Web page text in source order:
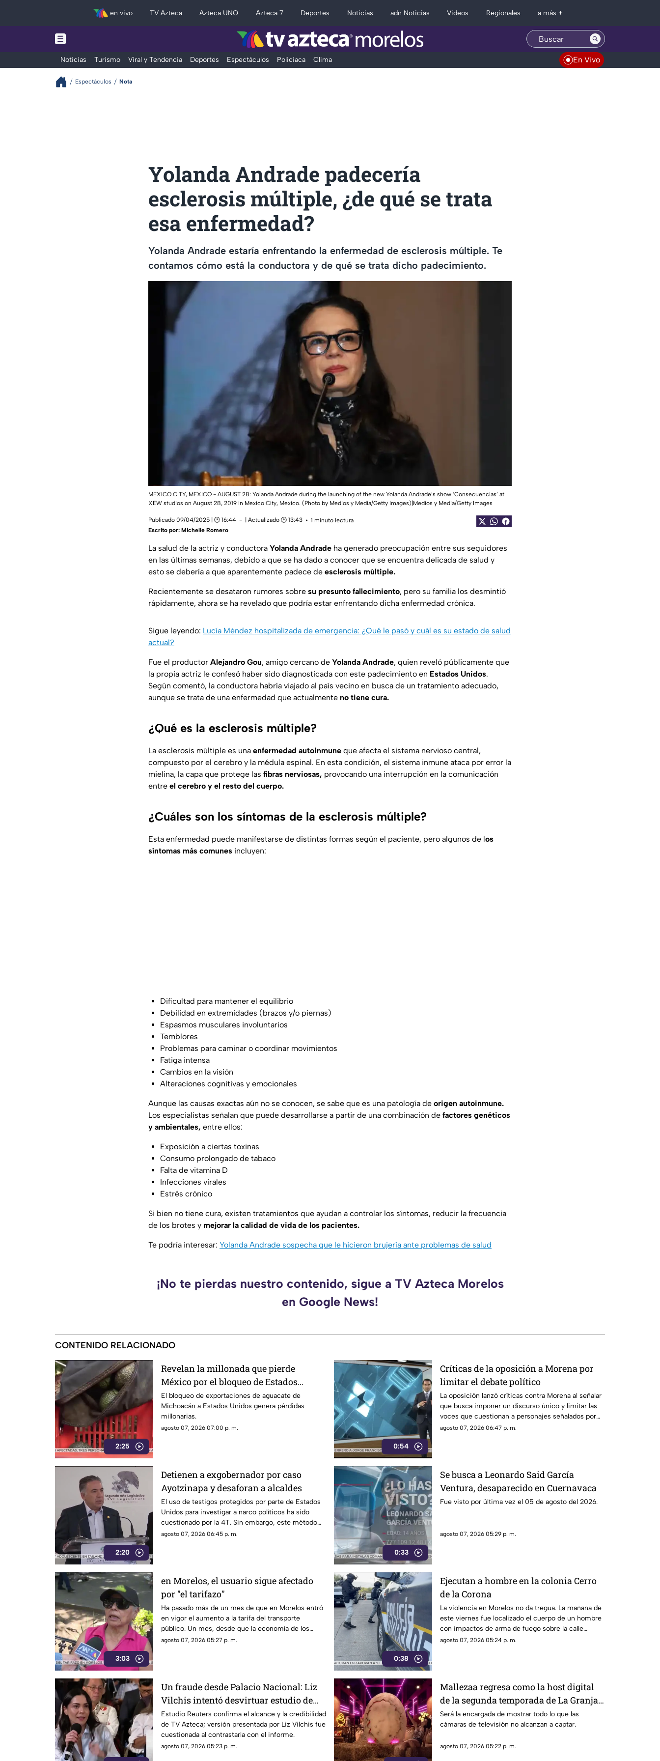
en vivo TV Azteca Azteca UNO Azteca 7 Deportes Noticias adn Noticias Videos Regionales a más +
Noticias Turismo Viral y Tendencia Deportes Espectáculos Policiaca Clima En Vivo
Espectáculos Nota
Yolanda Andrade padecería
esclerosis múltiple, ¿de qué se trata
esa enfermedad?
Yolanda Andrade estaría enfrentando la enfermedad de esclerosis múltiple. Te
contamos cómo está la conductora y de qué se trata dicho padecimiento.
MEXICO CITY, MEXICO - AUGUST 28: Yolanda Andrade during the launching of the new Yolanda Andrade’s show ‘Consecuencias’ at
XEW studios on August 28, 2019 in Mexico City, Mexico. (Photo by Medios y Media/Getty Images)|Medios y Media/Getty Images
Publicado 09/04/2025 | 🕑 16:44 | Actualizado 🕑 13:43
1 minuto lectura
Escrito por: Michelle Romero
La salud de la actriz y conductora Yolanda Andrade ha generado preocupación entre sus seguidores
en las últimas semanas, debido a que se ha dado a conocer que se encuentra delicada de salud y
esto se debería a que aparentemente padece de esclerosis múltiple.
Recientemente se desataron rumores sobre su presunto fallecimiento, pero su familia los desmintió
rápidamente, ahora se ha revelado que podría estar enfrentando dicha enfermedad crónica.
Sigue leyendo: Lucía Méndez hospitalizada de emergencia: ¿Qué le pasó y cuál es su estado de salud
actual?
Fue el productor Alejandro Gou, amigo cercano de Yolanda Andrade, quien reveló públicamente que
la propia actriz le confesó haber sido diagnosticada con este padecimiento en Estados Unidos.
Según comentó, la conductora habría viajado al país vecino en busca de un tratamiento adecuado,
aunque se trata de una enfermedad que actualmente no tiene cura.
¿Qué es la esclerosis múltiple?
La esclerosis múltiple es una enfermedad autoinmune que afecta el sistema nervioso central,
compuesto por el cerebro y la médula espinal. En esta condición, el sistema inmune ataca por error la
mielina, la capa que protege las fibras nerviosas, provocando una interrupción en la comunicación
entre el cerebro y el resto del cuerpo.
¿Cuáles son los síntomas de la esclerosis múltiple?
Esta enfermedad puede manifestarse de distintas formas según el paciente, pero algunos de los
síntomas más comunes incluyen:
Dificultad para mantener el equilibrio
Debilidad en extremidades (brazos y/o piernas)
Espasmos musculares involuntarios
Temblores
Problemas para caminar o coordinar movimientos
Fatiga intensa
Cambios en la visión
Alteraciones cognitivas y emocionales
Aunque las causas exactas aún no se conocen, se sabe que es una patología de origen autoinmune.
Los especialistas señalan que puede desarrollarse a partir de una combinación de factores genéticos
y ambientales, entre ellos:
Exposición a ciertas toxinas
Consumo prolongado de tabaco
Falta de vitamina D
Infecciones virales
Estrés crónico
Si bien no tiene cura, existen tratamientos que ayudan a controlar los síntomas, reducir la frecuencia
de los brotes y mejorar la calidad de vida de los pacientes.
Te podría interesar: Yolanda Andrade sospecha que le hicieron brujería ante problemas de salud
¡No te pierdas nuestro contenido, sigue a TV Azteca Morelos
en Google News!
CONTENIDO RELACIONADO
2:25
Revelan la millonada que pierde
México por el bloqueo de Estados
Unidos al aguacate de Michoacán
El bloqueo de exportaciones de aguacate de
Michoacán a Estados Unidos genera pérdidas
millonarias.
agosto 07, 2026 07:00 p. m.
0:54
Críticas de la oposición a Morena por
limitar el debate político
La oposición lanzó críticas contra Morena al señalar
que busca imponer un discurso único y limitar las
voces que cuestionan a personajes señalados por
presuntos vínculos con la narcopolítica de la 4T.
agosto 07, 2026 06:47 p. m.
2:20
Detienen a exgobernador por caso
Ayotzinapa y desaforan a alcaldes
El uso de testigos protegidos por parte de Estados
Unidos para investigar a narco políticos ha sido
cuestionado por la 4T. Sin embargo, este método
también ha colocado bajo la lupa a funcionarios y
agosto 07, 2026 06:45 p. m.
0:33
Se busca a Leonardo Said García
Ventura, desaparecido en Cuernavaca
Fue visto por última vez el 05 de agosto del 2026.
agosto 07, 2026 05:29 p. m.
3:03
en Morelos, el usuario sigue afectado
por "el tarifazo"
Ha pasado más de un mes de que en Morelos entró
en vigor el aumento a la tarifa del transporte
público. Un mes, desde que la economía de los
morelenses se vio afectada y los ciudadanos
agosto 07, 2026 05:27 p. m.
0:38
Ejecutan a hombre en la colonia Cerro
de la Corona
La violencia en Morelos no da tregua. La mañana de
este viernes fue localizado el cuerpo de un hombre
con impactos de arma de fuego sobre la calle
alianza nacional, en la colonia cerro de la corona, en
agosto 07, 2026 05:24 p. m.
Un fraude desde Palacio Nacional: Liz
Vilchis intentó desvirtuar estudio de
Reuters sobre la credibilidad de TV
Azteca
Estudio Reuters confirma el alcance y la credibilidad
de TV Azteca; versión presentada por Liz Vilchis fue
cuestionada al contrastarla con el informe.
agosto 07, 2026 05:23 p. m.
Mallezaa regresa como la host digital
de la segunda temporada de La Granja
VIP
Será la encargada de mostrar todo lo que las
cámaras de televisión no alcanzan a captar.
agosto 07, 2026 05:22 p. m.